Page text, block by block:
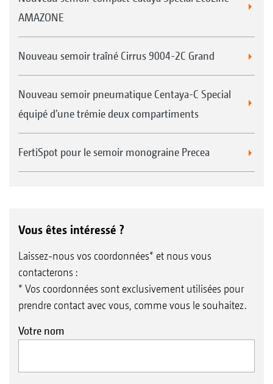
AMAZONE
Nouveau semoir traîné Cirrus 9004-2C Grand
Nouveau semoir pneumatique Centaya-C Special
équipé d’une trémie deux compartiments
FertiSpot pour le semoir monograine Precea
Vous êtes intéressé ?
Laissez-nous vos coordonnées* et nous vous
contacterons :
* Vos coordonnées sont exclusivement utilisées pour
prendre contact avec vous, comme vous le souhaitez.
Votre nom